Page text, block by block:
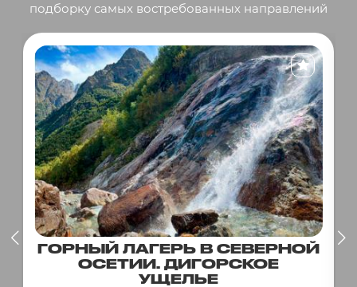
подборку самых востребованных направлений
ГОРНЫЙ ЛАГЕРЬ В СЕВЕРНОЙ
ОСЕТИИ. ДИГОРСКОЕ
УЩЕЛЬЕ